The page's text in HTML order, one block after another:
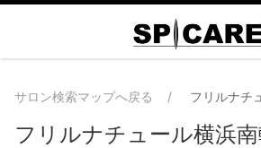
サロン検索マップへ戻る フリルナチ
フリルナチュール横浜